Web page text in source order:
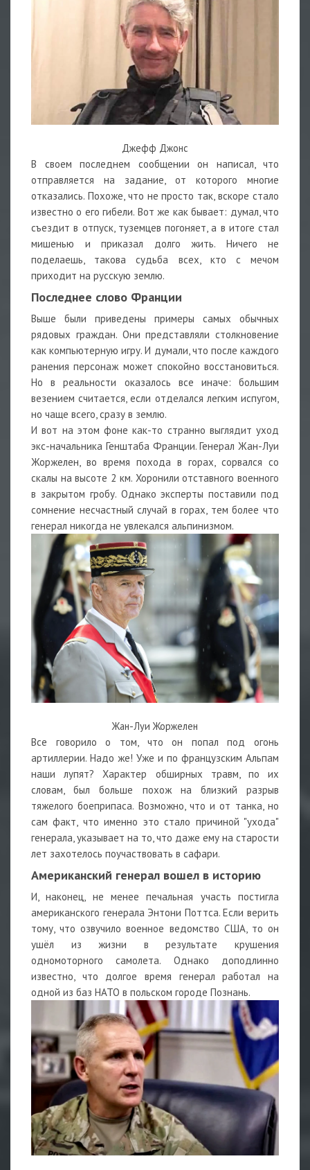
Джефф Джонс
В своем последнем сообщении он написал, что
отправляется на задание, от которого многие
отказались. Похоже, что не просто так, вскоре стало
известно о его гибели. Вот же как бывает: думал, что
съездит в отпуск, туземцев погоняет, а в итоге стал
мишенью и приказал долго жить. Ничего не
поделаешь, такова судьба всех, кто с мечом
приходит на русскую землю.
Последнее слово Франции
Выше были приведены примеры самых обычных
рядовых граждан. Они представляли столкновение
как компьютерную игру. И думали, что после каждого
ранения персонаж может спокойно восстановиться.
Но в реальности оказалось все иначе: большим
везением считается, если отделался легким испугом,
но чаще всего, сразу в землю.
И вот на этом фоне как-то странно выглядит уход
экс-начальника Генштаба Франции. Генерал Жан-Луи
Жоржелен, во время похода в горах, сорвался со
скалы на высоте 2 км. Хоронили отставного военного
в закрытом гробу. Однако эксперты поставили под
сомнение несчастный случай в горах, тем более что
генерал никогда не увлекался альпинизмом.
Жан-Луи Жоржелен
Все говорило о том, что он попал под огонь
артиллерии. Надо же! Уже и по французским Альпам
наши лупят? Характер обширных травм, по их
словам, был больше похож на близкий разрыв
тяжелого боеприпаса. Возможно, что и от танка, но
сам факт, что именно это стало причиной "ухода"
генерала, указывает на то, что даже ему на старости
лет захотелось поучаствовать в сафари.
Американский генерал вошел в историю
И, наконец, не менее печальная участь постигла
американского генерала Энтони Поттса. Если верить
тому, что озвучило военное ведомство США, то он
ушёл из жизни в результате крушения
одномоторного самолета. Однако доподлинно
известно, что долгое время генерал работал на
одной из баз НАТО в польском городе Познань.